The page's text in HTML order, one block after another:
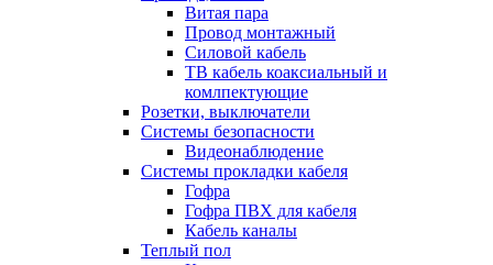
Витая пара
Провод монтажный
Силовой кабель
ТВ кабель коаксиальный и
комлпектующие
Розетки, выключатели
Системы безопасности
Видеонаблюдение
Системы прокладки кабеля
Гофра
Гофра ПВХ для кабеля
Кабель каналы
Теплый пол